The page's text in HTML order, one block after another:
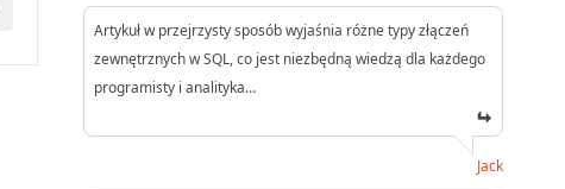
Artykuł w przejrzysty sposób wyjaśnia różne typy złączeń
zewnętrznych w SQL, co jest niezbędną wiedzą dla każdego
programisty i analityka…
Jack